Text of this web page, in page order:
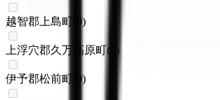
越智郡上島町 0)
上浮穴郡久万高原町( )
伊予郡松前町 0)